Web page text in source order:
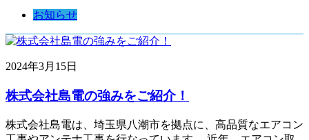
お知らせ
2024年3月15日
株式会社島電の強みをご紹介！
株式会社島電は、埼玉県八潮市を拠点に、高品質なエアコン